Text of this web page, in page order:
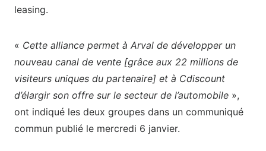
leasing.
« Cette alliance permet à Arval de développer un
nouveau canal de vente [grâce aux 22 millions de
visiteurs uniques du partenaire] et à Cdiscount
d’élargir son offre sur le secteur de l’automobile »,
ont indiqué les deux groupes dans un communiqué
commun publié le mercredi 6 janvier.